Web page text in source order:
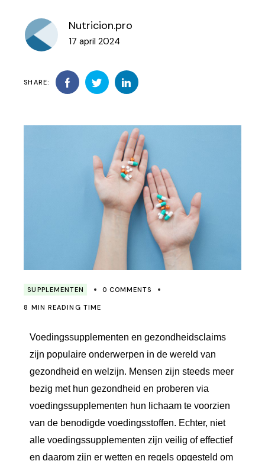
Nutricion.pro
17 april 2024
SHARE:
SUPPLEMENTEN 0 COMMENTS
8 MIN READING TIME
Voedingssupplementen en gezondheidsclaims
zijn populaire onderwerpen in de wereld van
gezondheid en welzijn. Mensen zijn steeds meer
bezig met hun gezondheid en proberen via
voedingssupplementen hun lichaam te voorzien
van de benodigde voedingsstoffen. Echter, niet
alle voedingssupplementen zijn veilig of effectief
en daarom zijn er wetten en regels opgesteld om